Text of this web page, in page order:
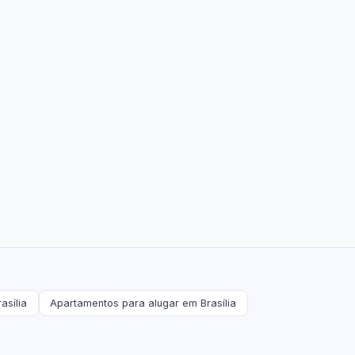
Apartamentos para alugar em Brasília